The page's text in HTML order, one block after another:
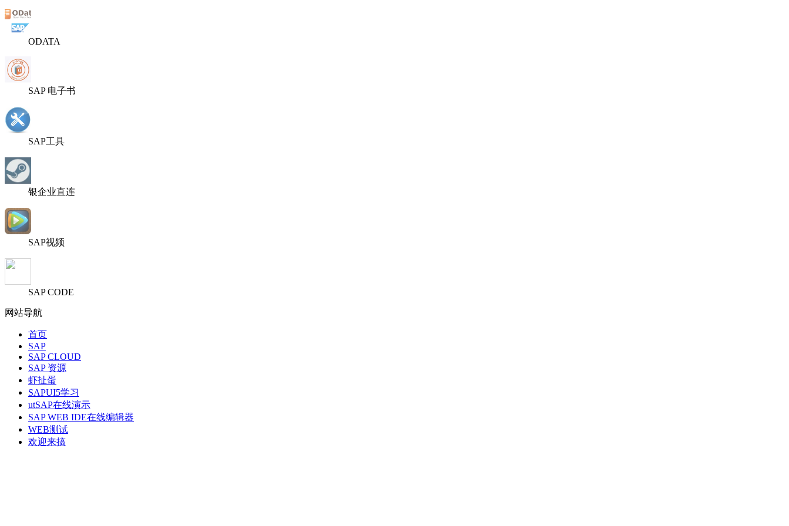
ODATA
SAP 电子书
SAP工具
银企业直连
SAP视频
SAP CODE
网站导航
首页
SAP
SAP CLOUD
SAP 资源
虾扯蛋
SAPUI5学习
utSAP在线演示
SAP WEB IDE在线编辑器
WEB测试
欢迎来搞